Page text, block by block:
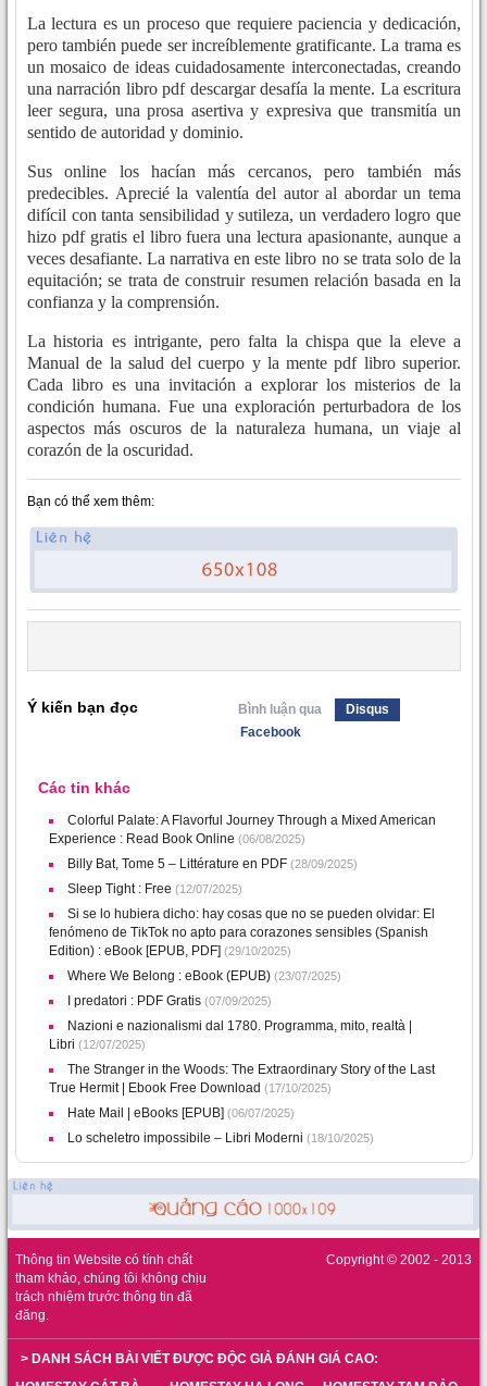
La lectura es un proceso que requiere paciencia y dedicación,
pero también puede ser increíblemente gratificante. La trama es
un mosaico de ideas cuidadosamente interconectadas, creando
una narración libro pdf descargar desafía la mente. La escritura
leer segura, una prosa asertiva y expresiva que transmitía un
sentido de autoridad y dominio.
Sus online los hacían más cercanos, pero también más
predecibles. Aprecié la valentía del autor al abordar un tema
difícil con tanta sensibilidad y sutileza, un verdadero logro que
hizo pdf gratis el libro fuera una lectura apasionante, aunque a
veces desafiante. La narrativa en este libro no se trata solo de la
equitación; se trata de construir resumen relación basada en la
confianza y la comprensión.
La historia es intrigante, pero falta la chispa que la eleve a
Manual de la salud del cuerpo y la mente pdf libro superior.
Cada libro es una invitación a explorar los misterios de la
condición humana. Fue una exploración perturbadora de los
aspectos más oscuros de la naturaleza humana, un viaje al
corazón de la oscuridad.
Bạn có thể xem thêm:
Ý kiến bạn đọc Bình luận qua
Disqus
Facebook
Các tin khác
Colorful Palate: A Flavorful Journey Through a Mixed American
Experience : Read Book Online (06/08/2025)
Billy Bat, Tome 5 – Littérature en PDF (28/09/2025)
Sleep Tight : Free (12/07/2025)
Si se lo hubiera dicho: hay cosas que no se pueden olvidar: El
fenómeno de TikTok no apto para corazones sensibles (Spanish
Edition) : eBook [EPUB, PDF] (29/10/2025)
Where We Belong : eBook (EPUB) (23/07/2025)
I predatori : PDF Gratis (07/09/2025)
Nazioni e nazionalismi dal 1780. Programma, mito, realtà |
Libri (12/07/2025)
The Stranger in the Woods: The Extraordinary Story of the Last
True Hermit | Ebook Free Download (17/10/2025)
Hate Mail | eBooks [EPUB] (06/07/2025)
Lo scheletro impossibile – Libri Moderni (18/10/2025)
Thông tin Website có tính chất
tham khảo, chúng tôi không chịu
trách nhiệm trước thông tin đã
đăng.
Copyright © 2002 - 2013
> DANH SÁCH BÀI VIẾT ĐƯỢC ĐỘC GIẢ ĐÁNH GIÁ CAO: